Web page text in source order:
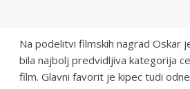
Na podelitvi filmskih nagrad Oskar
bila najbolj predvidljiva kategorija
film. Glavni favorit je kipec tudi